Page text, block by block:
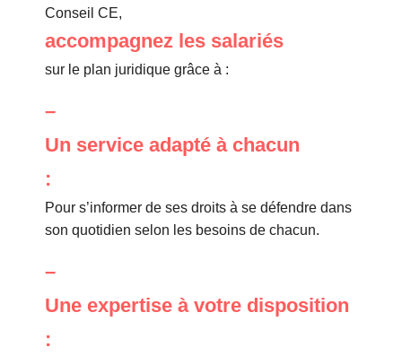
Conseil CE,
accompagnez les salariés
sur le plan juridique grâce à :
–
Un service adapté à chacun
:
Pour s’informer de ses droits à se défendre dans
son quotidien selon les besoins de chacun.
–
Une expertise à votre disposition
: